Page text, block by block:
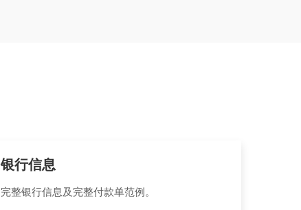
银行信息
完整银行信息及完整付款单范例。